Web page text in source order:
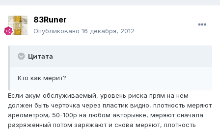
83Runer
Опубликовано 16 декабря, 2012
Цитата
Кто как мерит?
Если акум обслуживаемый, уровень риска прям на нем
должен быть черточка через пластик видно, плотность меряют
ареометром, 50-100р на любом авторынке, меряют сначала
разряженный потом заряжают и снова меряют, плотность